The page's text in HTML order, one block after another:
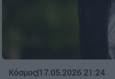
Κόσμος|17.05.2026 21:24